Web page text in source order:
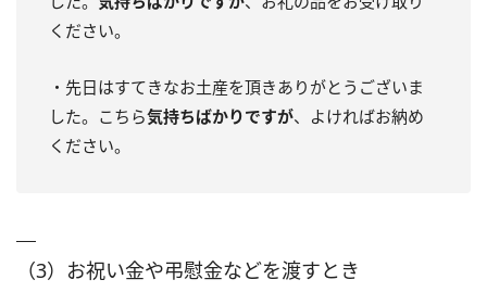
ください。
・先日はすてきなお土産を頂きありがとうございま
した。こちら気持ちばかりですが、よければお納め
ください。
（3）お祝い金や弔慰金などを渡すとき